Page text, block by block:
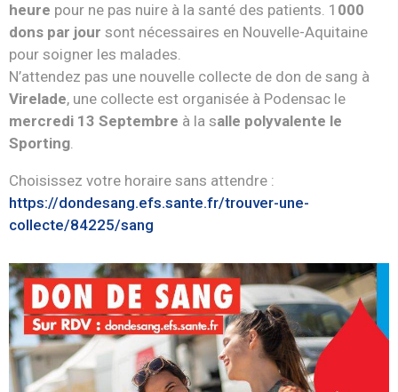
heure pour ne pas nuire à la santé des patients. 1 000
dons par jour sont nécessaires en Nouvelle-Aquitaine
pour soigner les malades.
N’attendez pas une nouvelle collecte de don de sang à
Virelade, une collecte est organisée à Podensac le
mercredi 13 Septembre à la salle polyvalente le
Sporting.
Choisissez votre horaire sans attendre :
https://dondesang.efs.sante.fr/trouver-une-
collecte/84225/sang